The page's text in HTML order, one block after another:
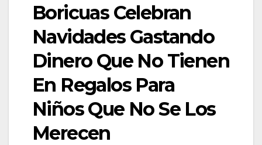
Boricuas Celebran
Navidades Gastando
Dinero Que No Tienen
En Regalos Para
Niños Que No Se Los
Merecen